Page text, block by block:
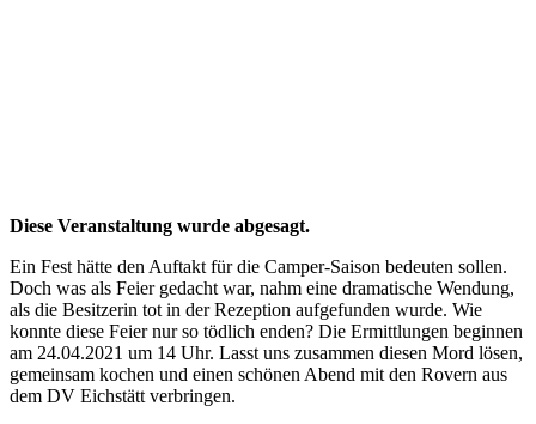
Diese Veranstaltung wurde abgesagt.
Ein Fest hätte den Auftakt für die Camper-Saison bedeuten sollen.
Doch was als Feier gedacht war, nahm eine dramatische Wendung,
als die Besitzerin tot in der Rezeption aufgefunden wurde. Wie
konnte diese Feier nur so tödlich enden? Die Ermittlungen beginnen
am 24.04.2021 um 14 Uhr. Lasst uns zusammen diesen Mord lösen,
gemeinsam kochen und einen schönen Abend mit den Rovern aus
dem DV Eichstätt verbringen.